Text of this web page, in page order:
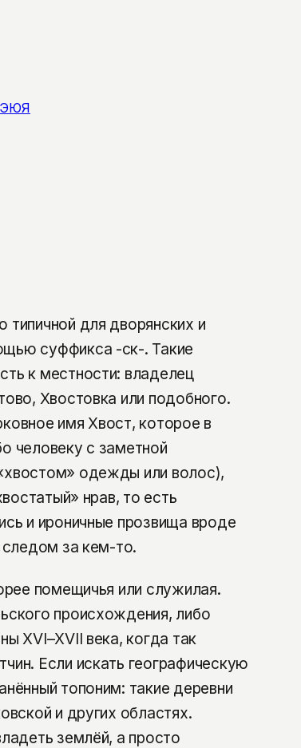
ЭЮЯ
для дворянских и
суффикса -ск-. Такие
к местности: владелец
Хвостовка или подобного.
имя Хвост, которое в
человеку с заметной
одежды или волос),
нрав, то есть
и ироничные прозвища вроде
следом за кем-то.
помещичья или служилая.
происхождения, либо
XVI–XVII века, когда так
Если искать географическую
топоним: такие деревни
и других областях.
землёй, а просто